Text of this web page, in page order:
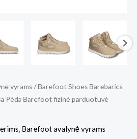
vyrams / Barefoot Shoes Barebarics
Pėda Barefoot fizinė parduotuvė
, Barefoot avalynė vyrams